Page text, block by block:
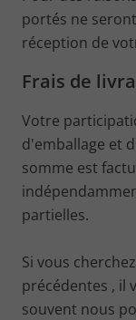
portés ne
réception de
Frais de
Votre
d'emballage et
somme est
partielles.
Si vous
précédentes , il
souvent nous